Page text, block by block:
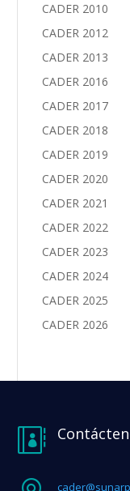
CADER 2010
CADER 2012
CADER 2013
CADER 2016
CADER 2017
CADER 2018
CADER 2019
CADER 2020
CADER 2021
CADER 2022
CADER 2023
CADER 2024
CADER 2025
CADER 2026
